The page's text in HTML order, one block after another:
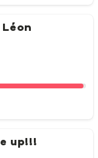
up!!!